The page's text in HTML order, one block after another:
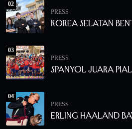
02
PRESS
Korea Selatan
03
PRESS
Spanyol Juara
04
PRESS
Erling Haaland